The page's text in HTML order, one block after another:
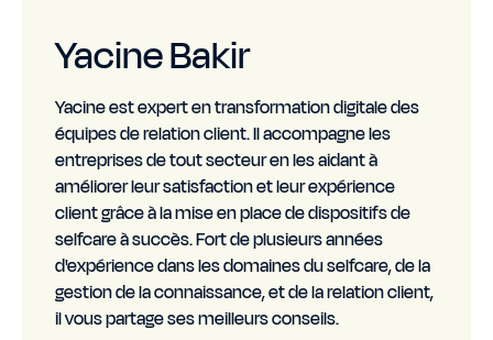
Yacine Bakir
Yacine est expert en transformation digitale des
équipes de relation client. Il accompagne les
entreprises de tout secteur en les aidant à
améliorer leur satisfaction et leur expérience
client grâce à la mise en place de dispositifs de
selfcare à succès. Fort de plusieurs années
d'expérience dans les domaines du selfcare, de la
gestion de la connaissance, et de la relation client,
il vous partage ses meilleurs conseils.